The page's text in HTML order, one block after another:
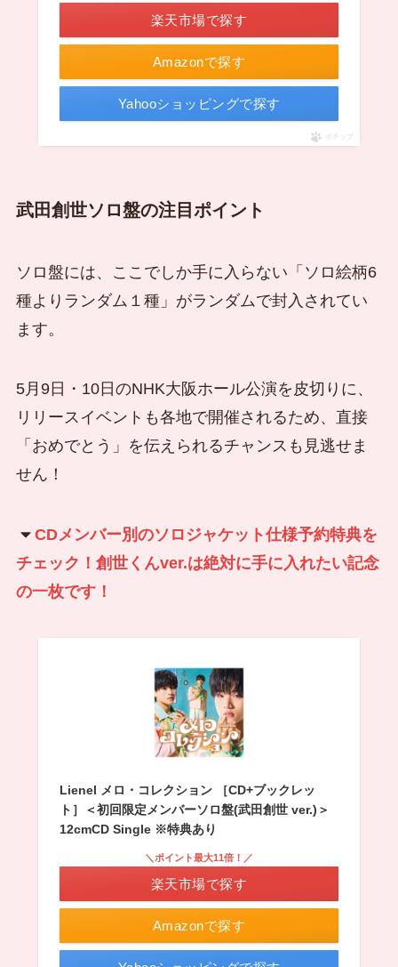
Amazonで探す
楽天市場で探す
Yahooショッピングで探す
ポチップ
武田創世ソロ盤の注目ポイント
ソロ盤には、ここでしか手に入らない「ソロ絵柄6
種よりランダム１種」がランダムで封入されてい
ます。
5月9日・10日のNHK大阪ホール公演を皮切りに、
リリースイベントも各地で開催されるため、直接
「おめでとう」を伝えられるチャンスも見逃せま
せん！
CDメンバー別のソロジャケット仕様予約特典を
チェック！創世くんver.は絶対に手に入れたい記念
の一枚です！
Lienel メロ・コレクション ［CD+ブックレッ
ト］＜初回限定メンバーソロ盤(武田創世 ver.)＞
12cmCD Single ※特典あり
Amazonで探す
＼ポイント最大11倍！／
楽天市場で探す